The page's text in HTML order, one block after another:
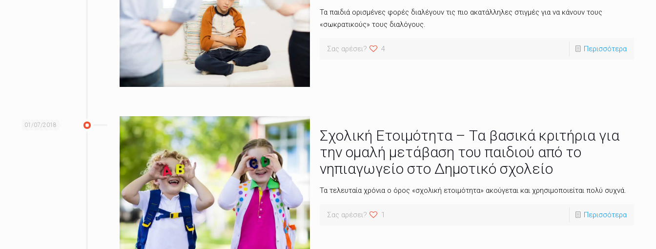
Τα παιδιά ορισμένες φορές διαλέγουν τις πιο ακατάλληλες στιγμές για να κάνουν τους
«σωκρατικούς» τους διαλόγους.
Σας αρέσει? 4 Περισσότερα
01/07/2018
Σχολική Ετοιμότητα – Τα βασικά κριτήρια για
την ομαλή μετάβαση του παιδιού από το
νηπιαγωγείο στο Δημοτικό σχολείο
Τα τελευταία χρόνια ο όρος «σχολική ετοιμότητα» ακούγεται και χρησιμοποιείται πολύ συχνά.
Σας αρέσει? 1 Περισσότερα